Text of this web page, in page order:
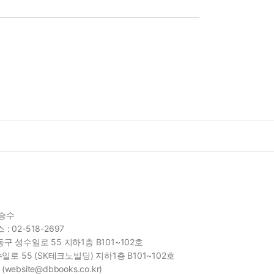
수
: 02-518-2697
성수일로 55 지하1층 B101~102호
로 55 (SK테크노빌딩) 지하1층 B101~102호
(website@dbbooks.co.kr)